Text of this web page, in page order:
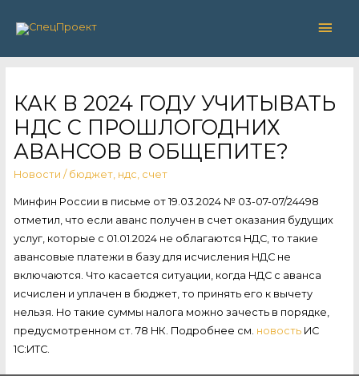
КАК В 2024 ГОДУ УЧИТЫВАТЬ
НДС С ПРОШЛОГОДНИХ
АВАНСОВ В ОБЩЕПИТЕ?
Новости / бюджет, ндс счет
Минфин России в письме от 19.03.2024 № 03-07-07/24498
отметил, что если аванс получен в счет оказания будущих
услуг, которые с 01.01.2024 не облагаются НДС, то такие
авансовые платежи в базу для исчисления НДС не
включаются. Что касается ситуации, когда НДС с аванса
исчислен и уплачен в бюджет, то принять его к вычету
нельзя. Но такие суммы налога можно зачесть в порядке,
предусмотренном ст. 78 НК. Подробнее см. новостьИС
1С:ИТС.